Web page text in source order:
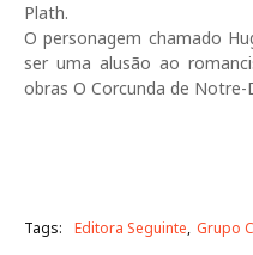
Plath.
O personagem chamado
ser uma alusão ao
obras O Corcunda de Notre-
Tags: Editora Seguinte Grupo